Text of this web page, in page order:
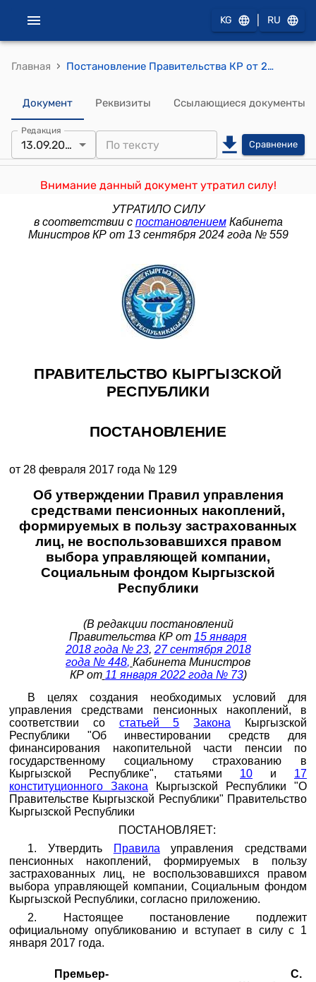
KG RU
Главная › Постановление Правительства КР от 28 февраля 2017 года № 129 "Об утверждении Правил управления средствами пенсионных накоплений, формируемых в пользу застрахованных лиц, не воспользовавшихся правом выбора управляющей компании, Социальным фондом Кыргызской Республики"
Документ Реквизиты Ссылающиеся документы
Редакция
13.09.2024 Сравнение
Внимание данный документ утратил силу!